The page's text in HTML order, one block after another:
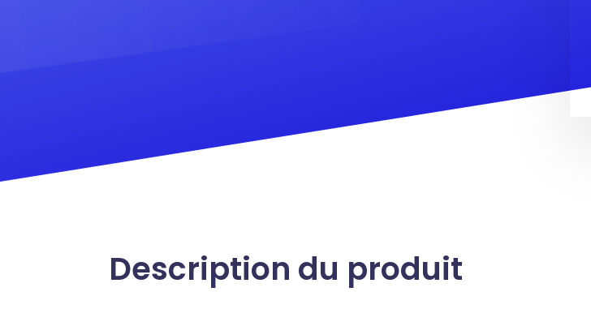
Description du produit